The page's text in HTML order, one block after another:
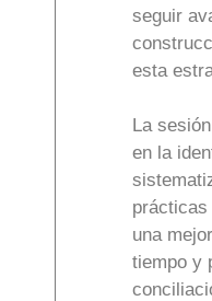
seguir
esta
La
en la
prácticas
una
tiempo y